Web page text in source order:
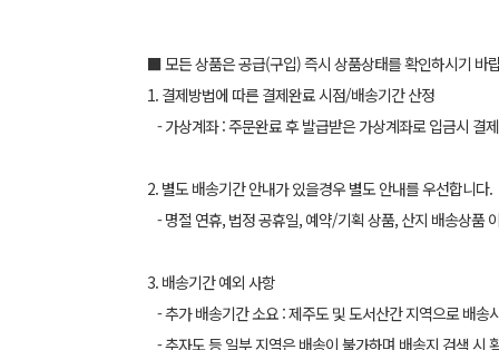
■ 모든 상품은 공급(구입) 즉시 상품상태를 확인하시기 바
1. 결제방법에 따른 결제완료 시점/배송기간 산정
- 가상계좌 : 주문완료 후 발급받은 가상계좌로 입금시
2. 별도 배송기간 안내가 있을경우 별도 안내를 우선합니다.
- 명절 연휴, 법정 공휴일, 예약/기획 상품, 산지 배송상품
3. 배송기간 예외 사항
- 추가 배송기간 소요 : 제주도 및 도서산간 지역으로 배
- 추자도 등 일부 지역은 배송이 불가하며 배송지 검색 시